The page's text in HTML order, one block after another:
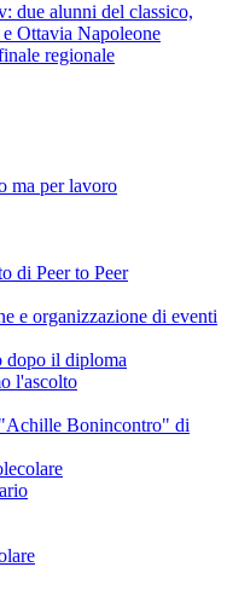
due alunni del classico,
Ottavia Napoleone
regionale
ma per lavoro
di Peer to Peer
e organizzazione di eventi
dopo il diploma
l'ascolto
Bonincontro" di